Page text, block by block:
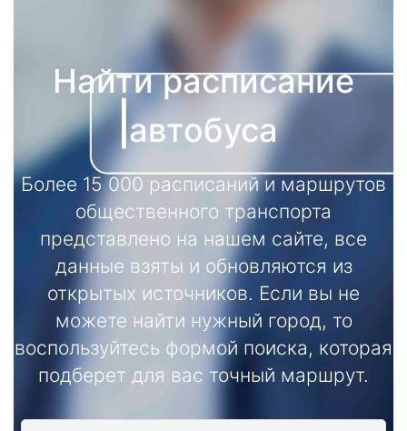
Найти расписание
автобуса
Более 15 000 расписаний и маршрутов
общественного транспорта
представлено на нашем сайте, все
данные взяты и обновляются из
открытых источников. Если вы не
можете найти нужный город, то
воспользуйтесь формой поиска, которая
подберет для вас точный маршрут.